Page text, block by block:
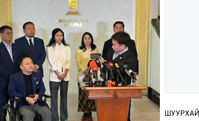
ШУУРХАЙ